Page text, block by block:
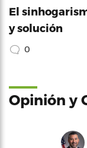
El
y solución
0
Opinión y